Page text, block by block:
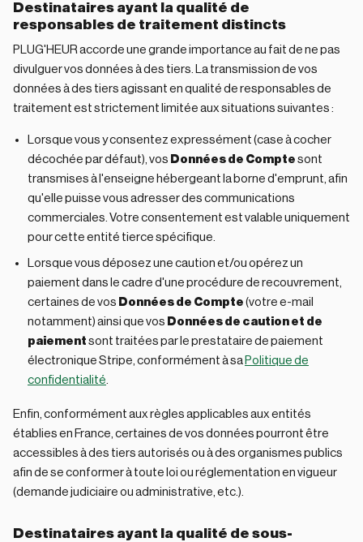
Destinataires ayant la qualité de
responsables de traitement distincts
PLUG'HEUR accorde une grande importance au fait de ne pas
divulguer vos données à des tiers. La transmission de vos
données à des tiers agissant en qualité de responsables de
traitement est strictement limitée aux situations suivantes :
Lorsque vous y consentez expressément (case à cocher
décochée par défaut), vos Données de Compte sont
transmises à l'enseigne hébergeant la borne d'emprunt, afin
qu'elle puisse vous adresser des communications
commerciales. Votre consentement est valable uniquement
pour cette entité tierce spécifique.
Lorsque vous déposez une caution et/ou opérez un
paiement dans le cadre d'une procédure de recouvrement,
certaines de vos Données de Compte (votre e-mail
notamment) ainsi que vos Données de caution et de
paiement sont traitées par le prestataire de paiement
électronique Stripe, conformément à sa Politique de
confidentialité.
Enfin, conformément aux règles applicables aux entités
établies en France, certaines de vos données pourront être
accessibles à des tiers autorisés ou à des organismes publics
afin de se conformer à toute loi ou réglementation en vigueur
(demande judiciaire ou administrative, etc.).
Destinataires ayant la qualité de sous-